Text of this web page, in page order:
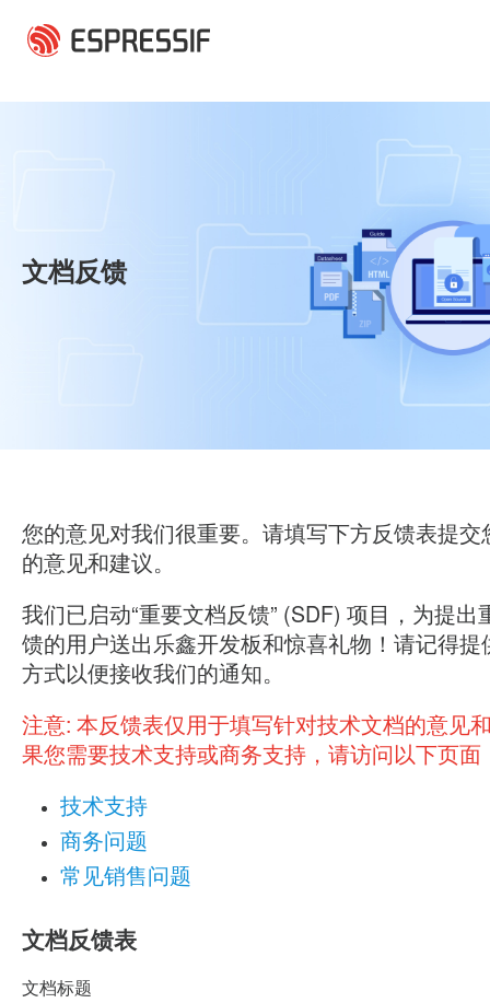
文档反馈
您的意见对我们很重要。请填写下方反馈表提交
的意见和建议。
我们已启动“重要文档反馈” (SDF) 项目，为提出
馈的用户送出乐鑫开发板和惊喜礼物！请记得提
方式以便接收我们的通知。
注意: 本反馈表仅用于填写针对技术文档的意见
果您需要技术支持或商务支持，请访问以下页面
技术支持
商务问题
常见销售问题
文档反馈表
文档标题